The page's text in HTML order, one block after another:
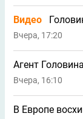
Видео
Вчера, 17:20
Агент
Вчера, 16:10
В Европе